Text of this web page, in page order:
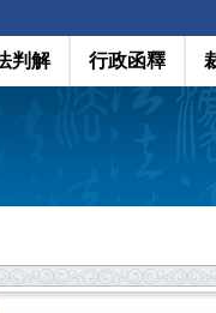
判解 行政函釋